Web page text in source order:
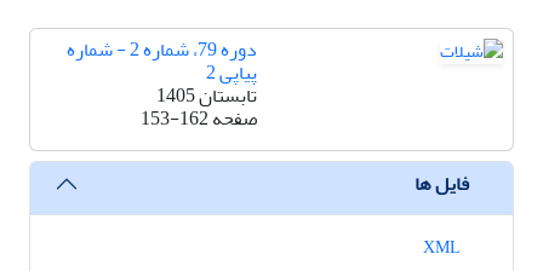
دوره 79، شماره 2 - شماره
پیاپی 2
تابستان 1405
صفحه153-162
فایل ها